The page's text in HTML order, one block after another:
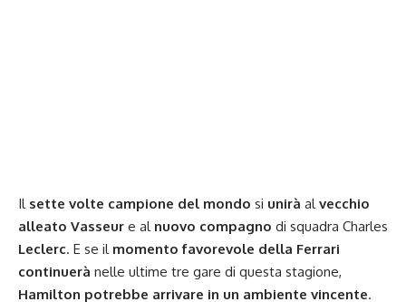
Il sette volte campione del mondo si unirà alvecchio
alleato Vasseur e al nuovo compagno di squadra Charles
Leclerc. E se il momento favorevole della Ferrari
continuerà nelle ultime tre gare di questa stagione,
Hamilton potrebbe arrivare in un ambiente vincente.